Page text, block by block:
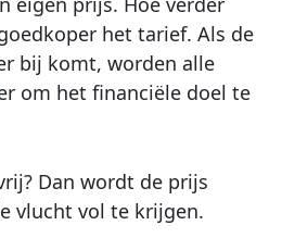
het tarief. Als de
bij komt, worden alle
om het financiële doel te
Dan wordt de prijs
vlucht vol te krijgen.